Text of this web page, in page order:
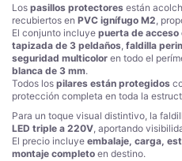
Los pasillos protectores están
recubiertos en PVC ignífugo M2 ,
El conjunto incluye puerta de
tapizada de 3 peldaños faldilla
seguridad multicolor en todo el
blanca de 3 mm.
Todos los pilares están protegidos
protección completa en toda la
Para un toque visual distintivo, la
LED triple a 220V, aportando
El precio incluye embalaje, carga,
montaje completo en destino.